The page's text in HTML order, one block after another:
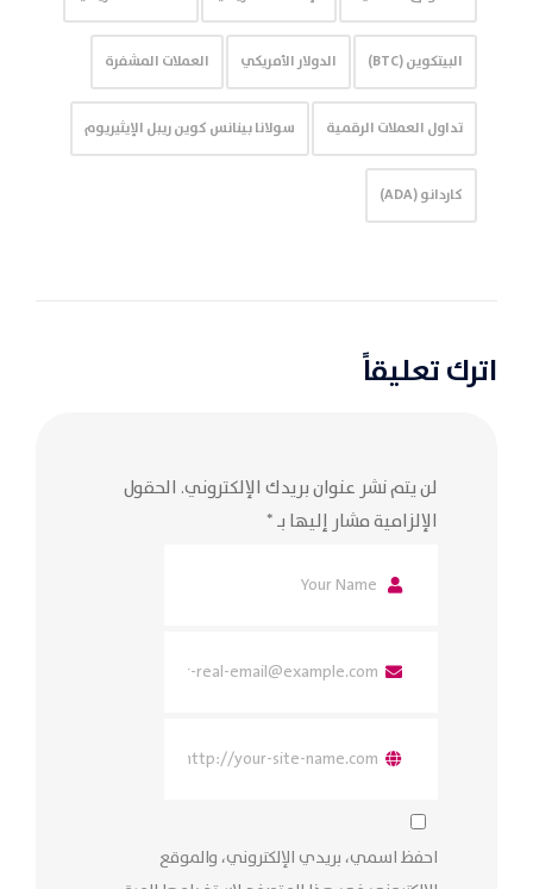
البيتكوين (BTC) الدولار الأمريكي العملات المشفرة
تداول العملات الرقمية سولانا بينانس كوين ريبل الإيثيريوم
كاردانو (ADA)
اترك تعليقاً
لن يتم نشر عنوان بريدك الإلكتروني. الحقول
الإلزامية مشار إليها بـ*
احفظ اسمي، بريدي الإلكتروني، والموقع